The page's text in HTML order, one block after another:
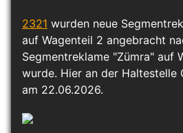
2321 wurden neue
auf Wagenteil 2 angebracht
Segmentreklame "Zümra" auf
wurde. Hier an der Haltestelle
am 22.06.2026.